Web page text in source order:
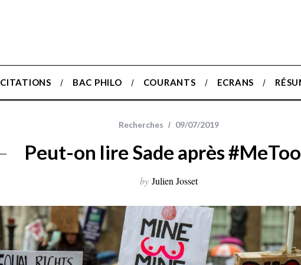
CITATIONS BAC PHILO COURANTS ECRANS
Recherches 09/07/2019
Peut-on lire Sade après
by Julien Josset